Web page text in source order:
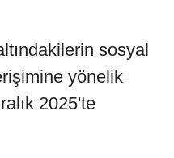
sosyal
yönelik
2025'te